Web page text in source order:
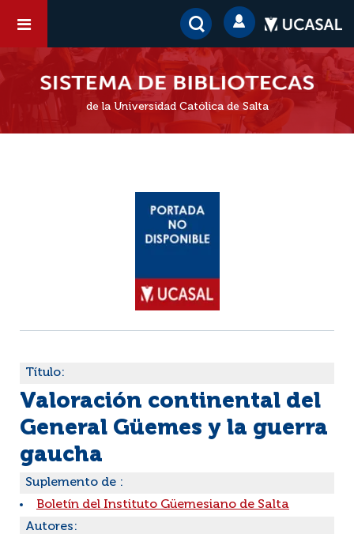
de la Universidad Católica de Salta
Título:
Valoración continental del
General Güemes y la guerra
gaucha
Suplemento de :
Boletín del Instituto Güemesiano de Salta
Autores: